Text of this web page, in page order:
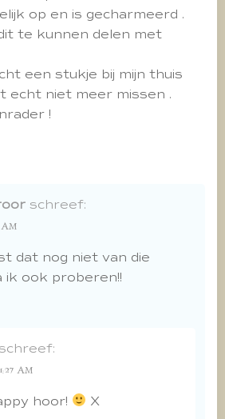
op en is gecharmeerd .
te kunnen delen met
een stukje bij mijn thuis
echt niet meer missen .
!
schreef:
AM
dat nog niet van die
ik ook proberen!!
AM
hoor! X